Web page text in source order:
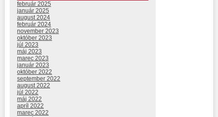
február 2025
január 2025
august 2024
február 2024
november 2023
október 2023
júl 2023
máj 2023
marec 2023
január 2023
október 2022
september 2022
august 2022
júl 2022
máj 2022
apríl 2022
marec 2022